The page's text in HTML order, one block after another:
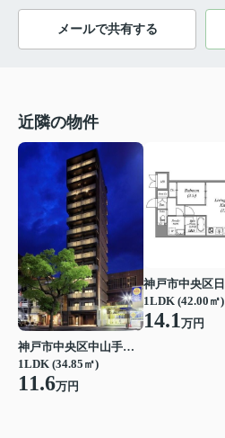
メールで共有する
近隣の物件
神戸市中央区中山手通２丁目
1LDK (34.85㎡)
11.6万円
1LDK (42.00㎡)
14.1万円